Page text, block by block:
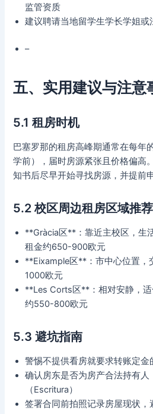
监管资质
建议聘请当地留学生学长学姐或
–
五、实用建议与注意
5.1 租房时机
巴塞罗那的租房高峰期通常在每年
学前），届时房源紧张且价格偏高
知书后尽早开始寻找房源，并提前
5.2 校区周边租房区域推荐
**Gràcia区**：靠近主校区，生
租金约650-900欧元
**Eixample区**：市中心位置，
1000欧元
**Les Corts区**：相对安静，
约550-800欧元
5.3 避坑指南
警惕不提供看房就要求转账定金
确认房东是否为房产合法持有人
（Escritura）
签署合同前拍照记录房屋现状